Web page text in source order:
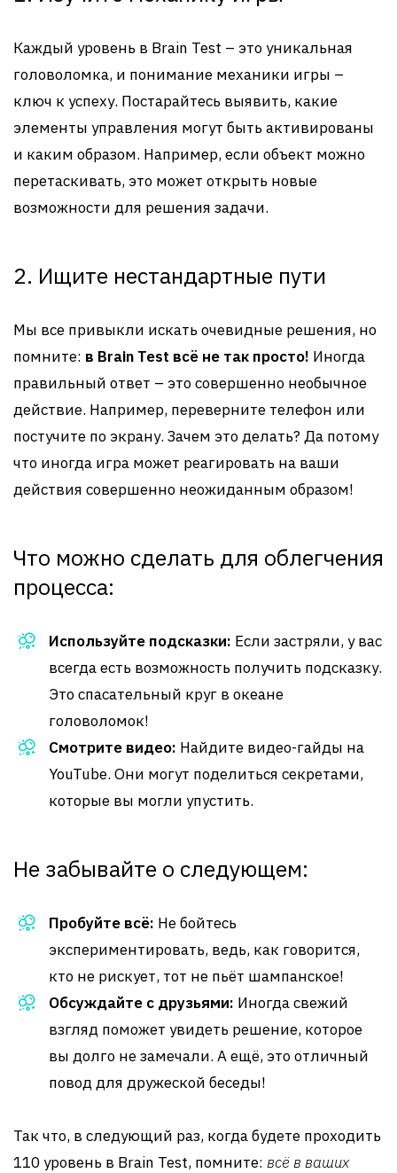
Каждый уровень в Brain Test – это уникальная
головоломка, и понимание механики игры –
ключ к успеху. Постарайтесь выявить, какие
элементы управления могут быть активированы
и каким образом. Например, если объект можно
перетаскивать, это может открыть новые
возможности для решения задачи.
2. Ищите нестандартные пути
Мы все привыкли искать очевидные решения, но
помните: в Brain Test всё не так просто! Иногда
правильный ответ – это совершенно необычное
действие. Например, переверните телефон или
постучите по экрану. Зачем это делать? Да потому
что иногда игра может реагировать на ваши
действия совершенно неожиданным образом!
Что можно сделать для облегчения
процесса:
Используйте подсказки: Если застряли, у вас
всегда есть возможность получить подсказку.
Это спасательный круг в океане
головоломок!
Смотрите видео: Найдите видео-гайды на
YouTube. Они могут поделиться секретами,
которые вы могли упустить.
Не забывайте о следующем:
Пробуйте всё: Не бойтесь
экспериментировать, ведь, как говорится,
кто не рискует, тот не пьёт шампанское!
Обсуждайте с друзьями: Иногда свежий
взгляд поможет увидеть решение, которое
вы долго не замечали. А ещё, это отличный
повод для дружеской беседы!
Так что, в следующий раз, когда будете проходить
110 уровень в Brain Test, помните: всё в ваших